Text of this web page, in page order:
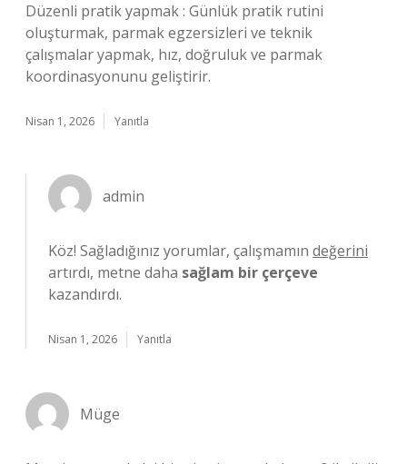
Düzenli pratik yapmak : Günlük pratik rutini
oluşturmak, parmak egzersizleri ve teknik
çalışmalar yapmak, hız, doğruluk ve parmak
koordinasyonunu geliştirir.
Nisan 1, 2026 Yanıtla
admin
Köz! Sağladığınız yorumlar, çalışmamın değerini
artırdı, metne daha sağlam bir çerçeve
kazandırdı.
Nisan 1, 2026 Yanıtla
Müge